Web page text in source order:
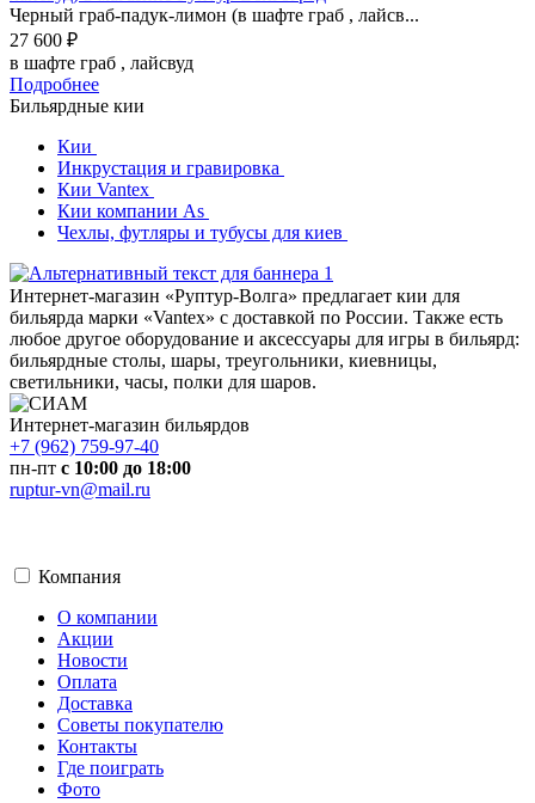
Черный граб-падук-лимон (в шафте граб , лайсв...
27 600 ₽
в шафте граб , лайсвуд
Подробнее
Бильярдные кии
Кии
Инкрустация и гравировка
Кии Vantex
Кии компании As
Чехлы, футляры и тубусы для киев
Интернет-магазин «Руптур-Волга» предлагает кии для
бильярда марки «Vantex» с доставкой по России. Также есть
любое другое оборудование и аксессуары для игры в бильярд:
бильярдные столы, шары, треугольники, киевницы,
светильники, часы, полки для шаров.
Интернет-магазин бильярдов
+7 (962) 759-97-40
пн-пт с 10:00 до 18:00
ruptur-vn@mail.ru
Компания
О компании
Акции
Новости
Оплата
Доставка
Советы покупателю
Контакты
Где поиграть
Фото